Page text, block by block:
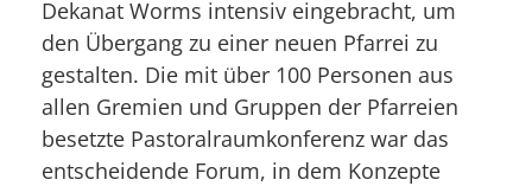
Dekanat Worms intensiv eingebracht, um
den Übergang zu einer neuen Pfarrei zu
gestalten. Die mit über 100 Personen aus
allen Gremien und Gruppen der Pfarreien
besetzte Pastoralraumkonferenz war das
entscheidende Forum, in dem Konzepte